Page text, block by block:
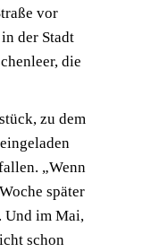
vor
der Stadt
die
zu dem
„Wenn
später
Und im Mai,
schon